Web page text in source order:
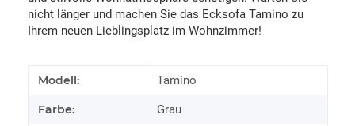
nicht länger und machen Sie das Ecksofa Tamino zu
Ihrem neuen Lieblingsplatz im Wohnzimmer!
Produkteigenschaft
Wert
Modell: Tamino
Farbe: Grau